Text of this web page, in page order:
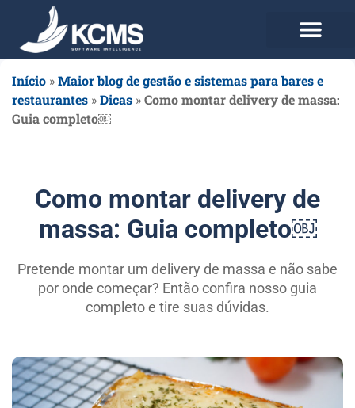
Início »Maior blog de gestão e sistemas para bares e
restaurantes »Dicas »Como montar delivery de massa:
Guia completo￼
Como montar delivery de
massa: Guia completo￼
Pretende montar um delivery de massa e não sabe
por onde começar? Então confira nosso guia
completo e tire suas dúvidas.